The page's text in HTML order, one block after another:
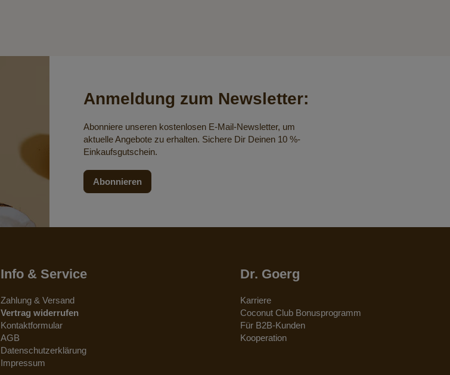
Anmeldung zum Newsletter:
Abonniere unseren kostenlosen E-Mail-Newsletter, um
aktuelle Angebote zu erhalten. Sichere Dir Deinen 10 %-
Einkaufsgutschein.
Abonnieren
Info & Service
Zahlung & Versand
Vertrag widerrufen
Kontaktformular
AGB
Datenschutzerklärung
Impressum
Dr. Goerg
Karriere
Coconut Club Bonusprogramm
Für B2B-Kunden
Kooperation